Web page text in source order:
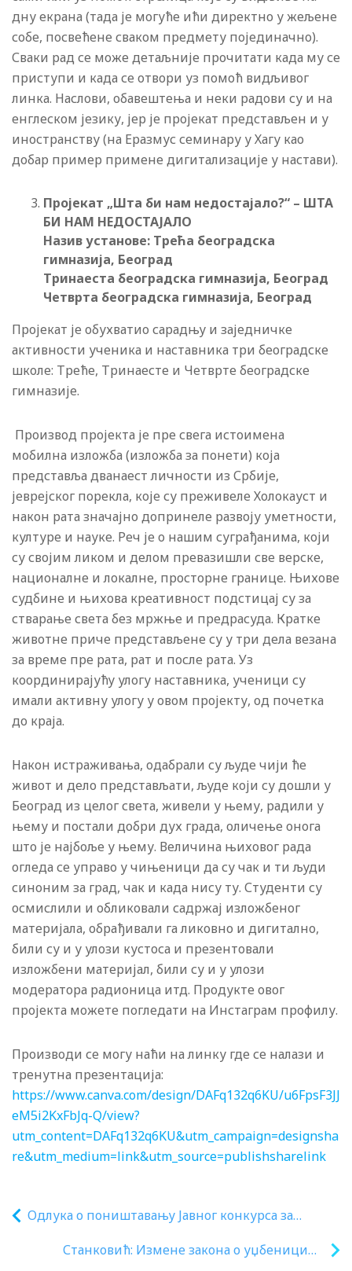
дну екрана (тада је могуће ићи директно у жељене
собе, посвећене сваком предмету појединачно).
Сваки рад се може детаљније прочитати када му се
приступи и када се отвори уз помоћ видљивог
линка. Наслови, обавештења и неки радови су и на
енглеском језику, јер је пројекат представљен и у
иностранству (на Еразмус семинару у Хагу као
добар пример примене дигитализације у настави).
Пројекат „Шта би нам недостајало?“ – ШТА
БИ НАМ НЕДОСТАЈАЛО
Назив установе: Трећа београдска
гимназија, Београд
Тринаеста београдска гимназија, Београд
Четврта београдска гимназија, Београд
Пројекат је обухватио сарадњу и заједничке
активности ученика и наставника три београдске
школе: Треће, Тринаесте и Четврте београдске
гимназије.
Производ пројекта је пре свега истоимена
мобилна изложба (изложба за понети) која
представља дванаест личности из Србије,
јеврејског порекла, које су преживеле Холокауст и
након рата значајно допринеле развоју уметности,
културе и науке. Реч је о нашим суграђанима, који
су својим ликом и делом превазишли све верске,
националне и локалне, просторне границе. Њихове
судбине и њихова креативност подстицај су за
стварање света без мржње и предрасуда. Кратке
животне приче представљене су у три дела везана
за време пре рата, рат и после рата. Уз
координирајућу улогу наставника, ученици су
имали активну улогу у овом пројекту, од почетка
до краја.
Након истраживања, одабрали су људе чији ће
живот и дело представљати, људе који су дошли у
Београд из целог света, живели у њему, радили у
њему и постали добри дух града, оличење онога
што је најбоље у њему. Величина њиховог рада
огледа се управо у чињеници да су чак и ти људи
синоним за град, чак и када нису ту. Студенти су
осмислили и обликовали садржај изложбеног
материјала, обрађивали га ликовно и дигитално,
били су и у улози кустоса и презентовали
изложбени материјал, били су и у улози
модератора радионица итд. Продукте овог
пројекта можете погледати на Инстаграм профилу.
Производи се могу наћи на линку где се налази и
тренутна презентација:
https://www.canva.com/design/DAFq132q6KU/u6FpsF3JJ
eM5i2KxFbJq-Q/view?
utm_content=DAFq132q6KU&utm_campaign=designsha
re&utm_medium=link&utm_source=publishsharelink
Одлука о поништавању Јавног конкурса за
недостајућег дела средстава за финансирање
Станковић: Измене закона о уџбеницима